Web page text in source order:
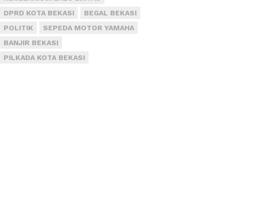
DPRD KOTA BEKASI
BEGAL BEKASI
POLITIK
SEPEDA MOTOR YAMAHA
BANJIR BEKASI
PILKADA KOTA BEKASI